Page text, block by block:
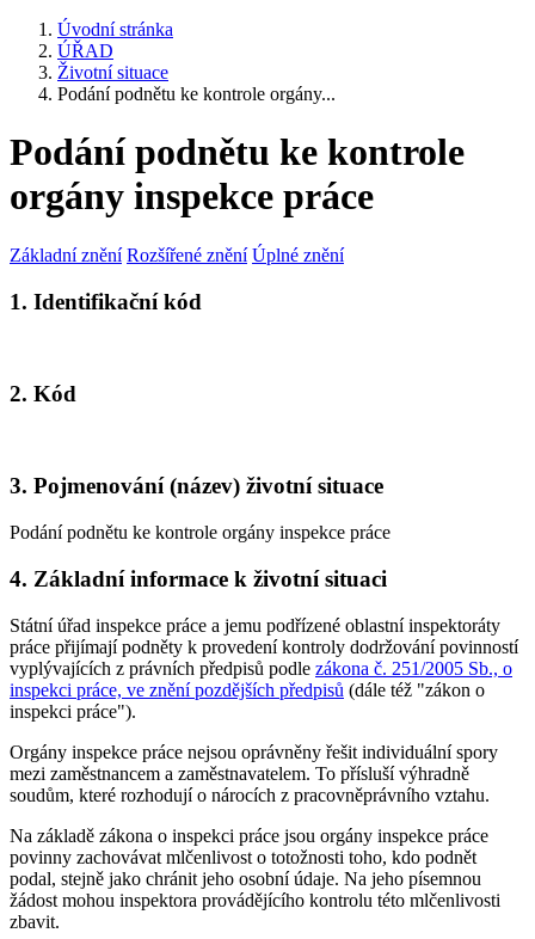
Úvodní stránka
ÚŘAD
Životní situace
Podání podnětu ke kontrole orgány...
Podání podnětu ke kontrole
orgány inspekce práce
Základní znění Rozšířené znění Úplné znění
1. Identifikační kód
2. Kód
3. Pojmenování (název) životní situace
Podání podnětu ke kontrole orgány inspekce práce
4. Základní informace k životní situaci
Státní úřad inspekce práce a jemu podřízené oblastní inspektoráty
práce přijímají podněty k provedení kontroly dodržování povinností
vyplývajících z právních předpisů podle zákona č. 251/2005 Sb., o
inspekci práce, ve znění pozdějších předpisů (dále též "zákon o
inspekci práce").
Orgány inspekce práce nejsou oprávněny řešit individuální spory
mezi zaměstnancem a zaměstnavatelem. To přísluší výhradně
soudům, které rozhodují o nárocích z pracovněprávního vztahu.
Na základě zákona o inspekci práce jsou orgány inspekce práce
povinny zachovávat mlčenlivost o totožnosti toho, kdo podnět
podal, stejně jako chránit jeho osobní údaje. Na jeho písemnou
žádost mohou inspektora provádějícího kontrolu této mlčenlivosti
zbavit.